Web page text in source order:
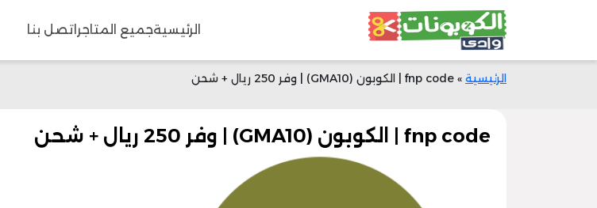
الرئيسيةجميع المتاجر اتصل بنا
الرئيسية » fnp code | الكوبون (GMA10) | وفر 250 ريال + شحن
fnp code | الكوبون (GMA10) | وفر 250 ريال + شحن